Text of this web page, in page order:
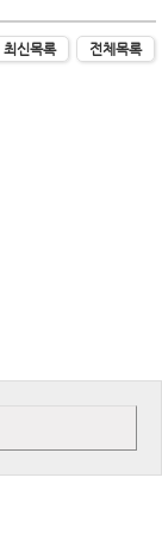
최신목록 전체목록